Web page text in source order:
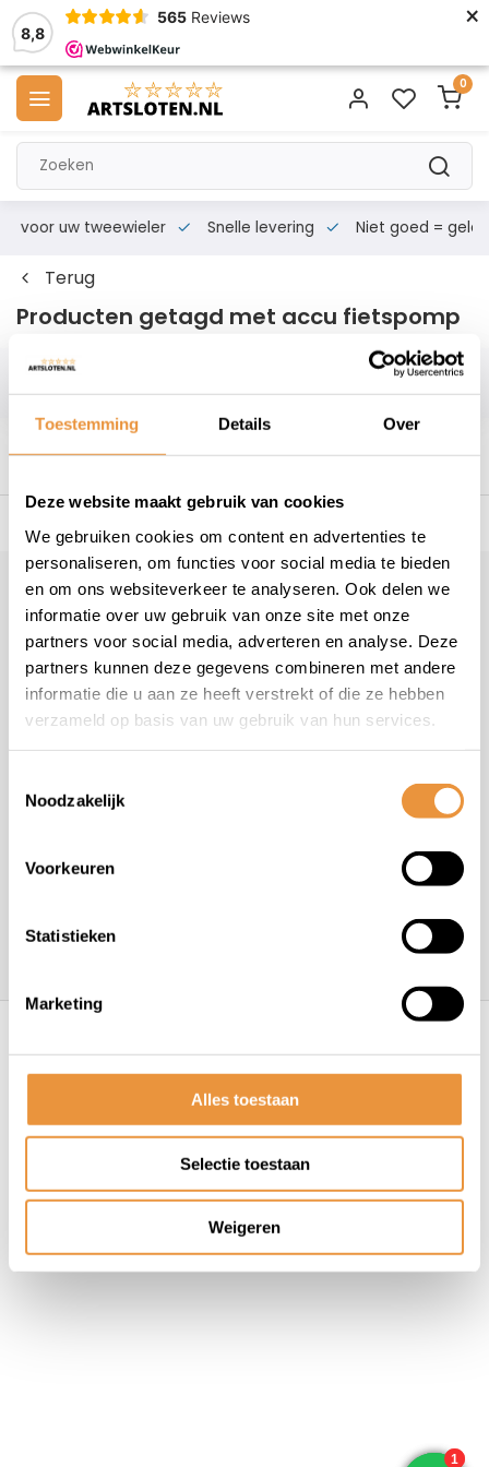
Toestemming Details Over
Deze website maakt gebruik van cookies
We gebruiken cookies om content en advertenties te
personaliseren, om functies voor social media te bieden
en om ons websiteverkeer te analyseren. Ook delen we
informatie over uw gebruik van onze site met onze
partners voor social media, adverteren en analyse. Deze
partners kunnen deze gegevens combineren met andere
informatie die u aan ze heeft verstrekt of die ze hebben
verzameld op basis van uw gebruik van hun services.
Noodzakelijk
Voorkeuren
Statistieken
Marketing
Alles toestaan
Selectie toestaan
Weigeren
8,8
565 Reviews ×
0
voor uw tweewieler Snelle levering Niet goed = geld
Terug
Producten getagd met accu fietspomp
Filters
Klantenservice
Veelgestelde vragen
+31 78 780 2330
info@artsloten.nl
Algemene voorwaarden Disclaimer
Privacy
Policy
Sitemap